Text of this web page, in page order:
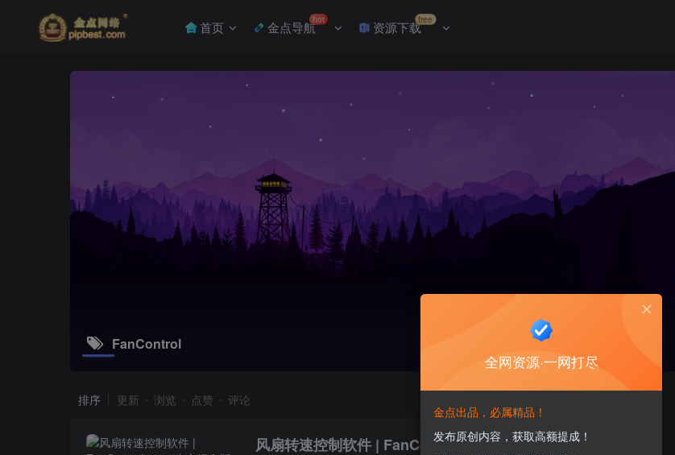
首页 金点导航hot 资源下载free
FanControl
排序 更新 浏览 点赞 评论
风扇转速控制软件 | FanControl v250 中
全网资源·一网打尽
金点出品，必属精品！
发布原创内容，获取高额提成！